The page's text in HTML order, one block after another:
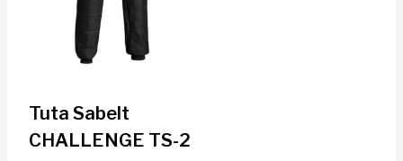
Tuta Sabelt
CHALLENGE TS-2